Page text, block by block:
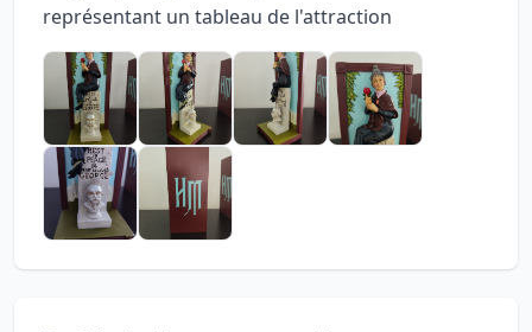
représentant un tableau de l'attraction